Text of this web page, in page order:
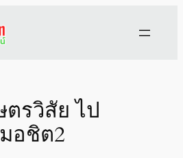
ตรวิสัย ไป
อชิต2